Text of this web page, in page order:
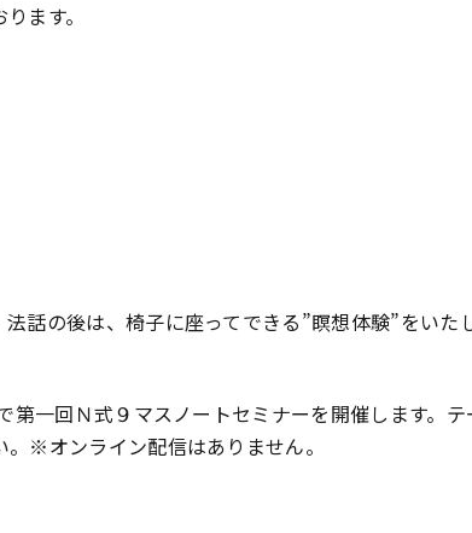
ます。
話の後は、椅子に座ってできる”瞑想体験”をいたし
一回Ｎ式９マスノートセミナーを開催します。
※オンライン配信はありません。